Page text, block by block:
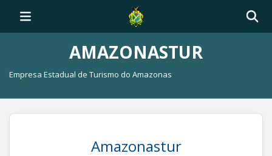
AMAZONASTUR
Empresa Estadual de Turismo do Amazonas
Amazonastur